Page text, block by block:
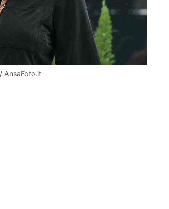
AnsaFoto.it